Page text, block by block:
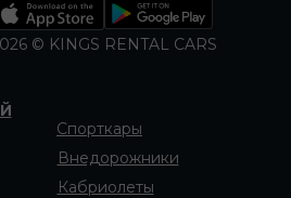
Спорткары
Внедорожники
Кабриолеты
© KINGS RENTAL CARS